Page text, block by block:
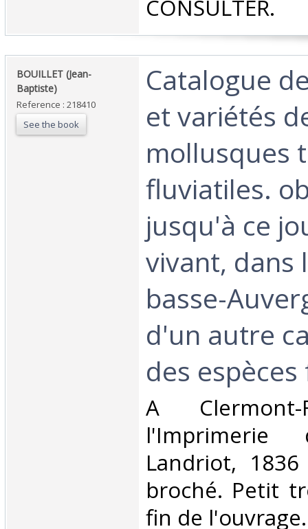
CONSULTER.‎
‎BOUILLET (Jean-
Baptiste)‎
Reference : 218410
See the book
‎Catalogue
et variétés
mollusques
fluviatiles.
jusqu'à ce
vivant, dans
basse-
d'un autre
des
‎A
l'Imprimerie
Landriot,
broché. Petit
fin de l'ouvrage.‎